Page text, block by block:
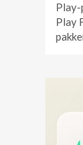
Play-
Play